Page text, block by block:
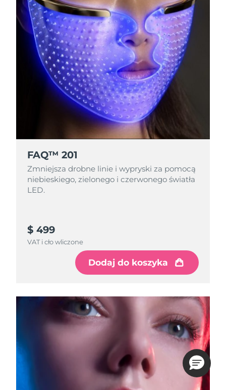
FAQ™ 201
Zmniejsza drobne linie i wypryski za pomocą
niebieskiego, zielonego i czerwonego światła
LED.
$ 499
VAT i cło wliczone
Dodaj do koszyka